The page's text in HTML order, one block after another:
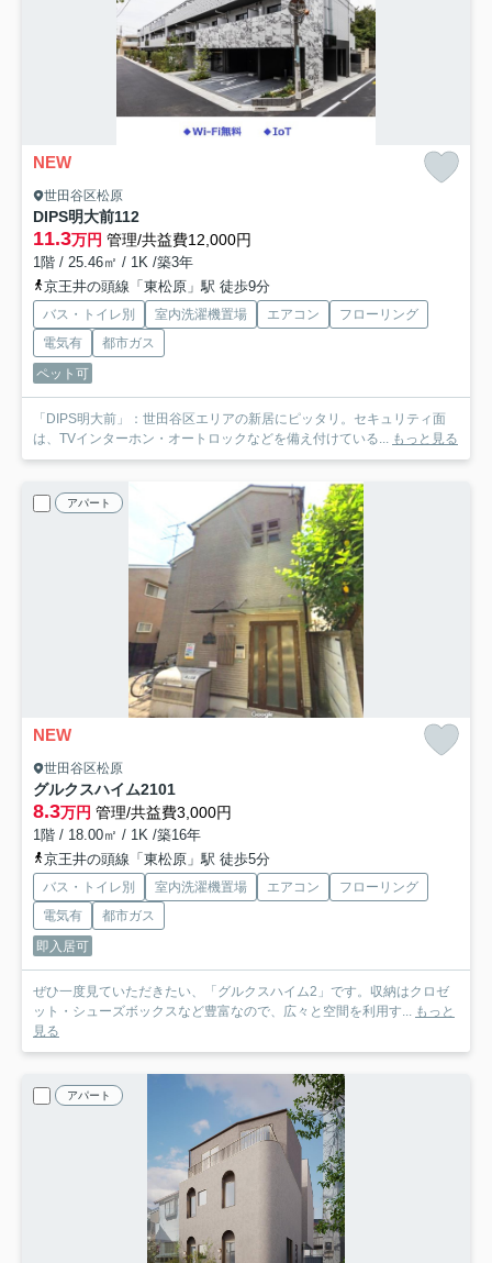
NEW
世田谷区松原
DIPS明大前112
11.3万円 管理/共益費12,000円
1階 / 25.46㎡ / 1K /築3年
京王井の頭線「東松原」駅 徒歩9分
バス・トイレ別 室内洗濯機置場 エアコン
フローリング
電気有
都市ガス
ペット可
「DIPS明大前」：世田谷区エリアの新居にピッタリ。セキュリティ面
は、TVインターホン・オートロックなどを備え付けている...
もっと見る
アパート
NEW
世田谷区松原
グルクスハイム2101
8.3万円 管理/共益費3,000円
1階 / 18.00㎡ / 1K /築16年
京王井の頭線「東松原」駅 徒歩5分
バス・トイレ別 室内洗濯機置場 エアコン
フローリング
電気有
都市ガス
即入居可
ぜひ一度見ていただきたい、「グルクスハイム2」です。収納はクロゼ
ット・シューズボックスなど豊富なので、広々と空間を利用す... もっと
見る
アパート